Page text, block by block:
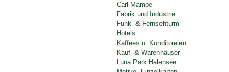
Carl Mampe
Fabrik und Industrie
Funk- & Fernsehturm
Hotels
Kaffees u. Konditoreien
Kauf- & Warenhäuser
Luna Park Halensee